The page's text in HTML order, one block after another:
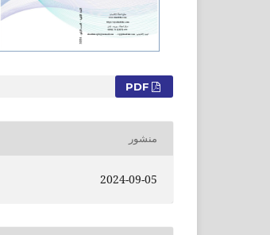
التنزيلات
PDF
منشور
2024-09-05